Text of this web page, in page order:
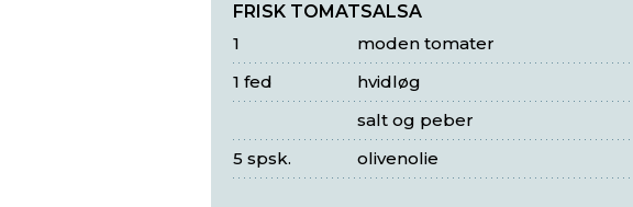
FRISK TOMATSALSA
moden tomater
1
hvidløg
1 fed
salt og peber
olivenolie
5 spsk.